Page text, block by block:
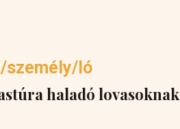
személy/ló
haladó lovasoknak